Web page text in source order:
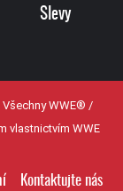
Slevy
Všechny WWE® /
vlastnictvím WWE
Kontaktujte nás